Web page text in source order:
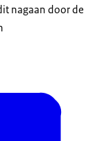
nagaan door de